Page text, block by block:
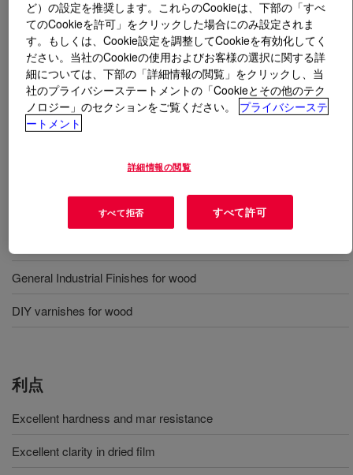
とはRHOPLEX™ CL-204 Acrylic Emulsion?
An acrylic emulsion that is recommended for factory-
applied clear topcoats over wood with outstanding clarity,
print, and block resistance. It is recommended for fine
General Industrial Finishes for wood
DIY varnishes for wood
利点
Excellent hardness and mar resistance
Excellent clarity in dried film
ど）の設定を推奨します。これらのCookieは、下部の「すべ
てのCookieを許可」をクリックした場合にのみ設定されま
す。もしくは、Cookie設定を調整してCookieを有効化してく
ださい。当社のCookieの使用およびお客様の選択に関する詳
細については、下部の「詳細情報の閲覧」をクリックし、当
社のプライバシーステートメントの「Cookieとその他のテク
ノロジー」のセクションをご覧ください。
プライバシーステ
ートメント
詳細情報の閲覧
すべて拒否 すべて許可